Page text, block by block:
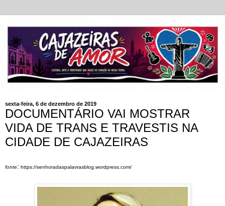
sexta-feira, 6 de dezembro de 2019
DOCUMENTÁRIO VAI MOSTRAR
VIDA DE TRANS E TRAVESTIS NA
CIDADE DE CAJAZEIRAS
fonte: https://senhoradaspalavrasblog.wordpress.com/